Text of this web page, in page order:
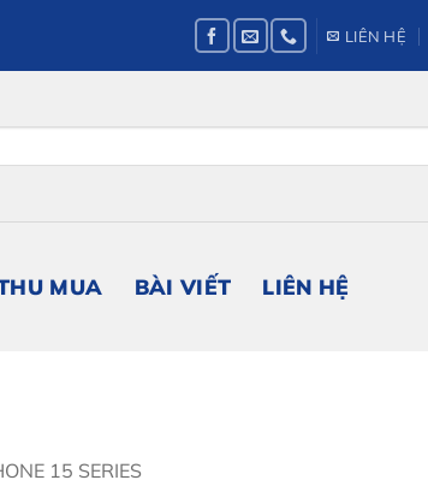
LIÊN HỆ
MUA BÀI VIẾT LIÊN HỆ
15 SERIES